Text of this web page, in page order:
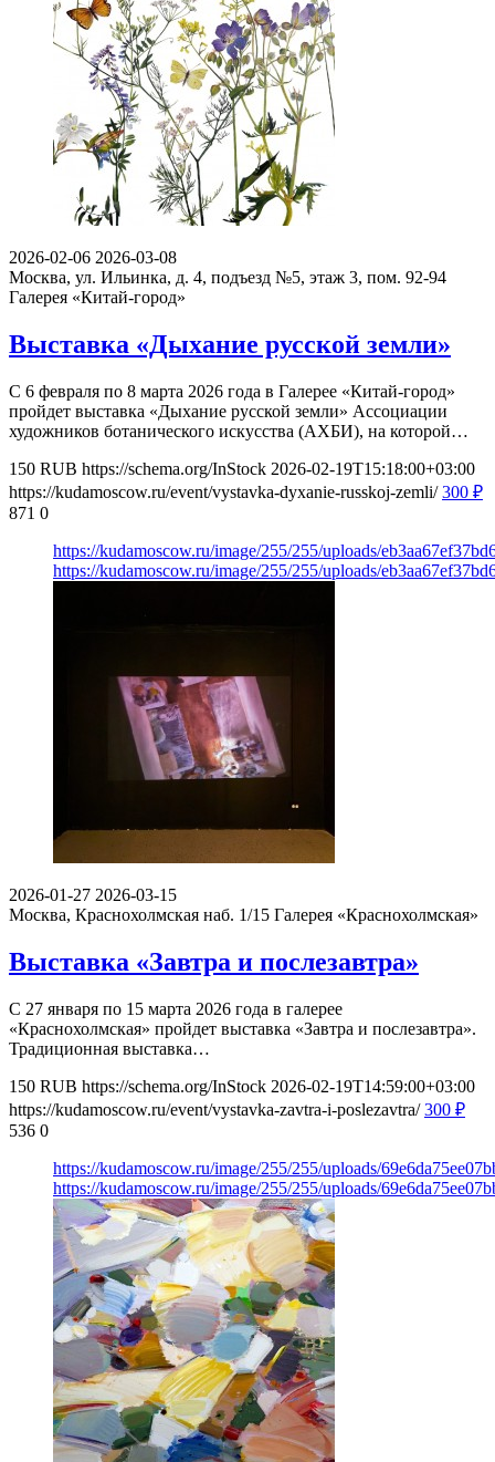
2026-02-06 2026-03-08
Москва, ул. Ильинка, д. 4, подъезд №5, этаж 3, пом. 92-94
Галерея «Китай-город»
Выставка «Дыхание русской земли»
С 6 февраля по 8 марта 2026 года в Галерее «Китай-город»
пройдет выставка «Дыхание русской земли» Ассоциации
художников ботанического искусства (АХБИ), на которой…
150 RUB https://schema.org/InStock 2026-02-19T15:18:00+03:00
https://kudamoscow.ru/event/vystavka-dyxanie-russkoj-zemli/ 300 ₽
871 0
https://kudamoscow.ru/image/255/255/uploads/
https://kudamoscow.ru/image/255/255/uploads/
2026-01-27 2026-03-15
Москва, Краснохолмская наб. 1/15 Галерея «Краснохолмская»
Выставка «Завтра и послезавтра»
С 27 января по 15 марта 2026 года в галерее
«Краснохолмская» пройдет выставка «Завтра и послезавтра».
Традиционная выставка…
150 RUB https://schema.org/InStock 2026-02-19T14:59:00+03:00
https://kudamoscow.ru/event/vystavka-zavtra-i-poslezavtra/ 300 ₽
536 0
https://kudamoscow.ru/image/255/255/uploads/
https://kudamoscow.ru/image/255/255/uploads/